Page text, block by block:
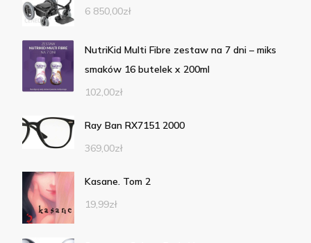
6 850,00zł
NutriKid Multi Fibre zestaw na 7 dni – miks
smaków 16 butelek x 200ml
102,00zł
Ray Ban RX7151 2000
369,00zł
Kasane. Tom 2
19,99zł